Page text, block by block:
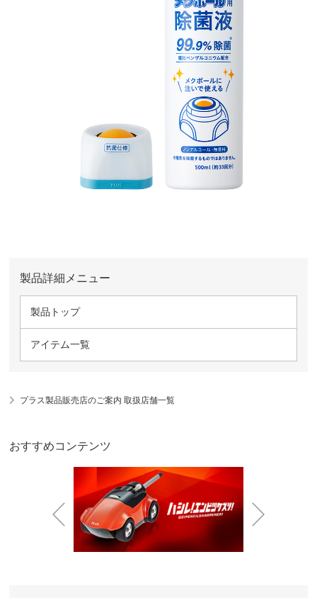
製品詳細メニュー
製品トップ
アイテム一覧
プラス製品販売店のご案内 取扱店舗一覧
おすすめコンテンツ